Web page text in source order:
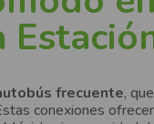
frecuente,
conexiones